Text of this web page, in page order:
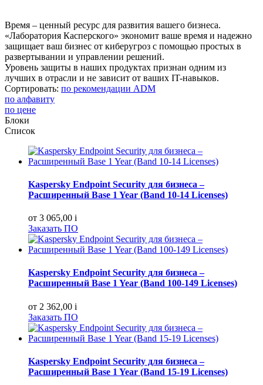
Время – ценный ресурс для развития вашего бизнеса.
«Лаборатория Касперского» экономит ваше время и надежно
защищает ваш бизнес от киберугроз с помощью простых в
развертывании и управлении решений.
Уровень защиты в наших продуктах признан одним из
лучших в отрасли и не зависит от ваших IT-навыков.
Сортировать: по рекомендации ADM
по алфавиту
по цене
Блоки
Список
Kaspersky Endpoint Security для бизнеса –
Расширенный Base 1 Year (Band 10-14 Licenses)
от 3 065,00 i
Заказать ПО
Kaspersky Endpoint Security для бизнеса –
Расширенный Base 1 Year (Band 100-149 Licenses)
от 2 362,00 i
Заказать ПО
Kaspersky Endpoint Security для бизнеса –
Расширенный Base 1 Year (Band 15-19 Licenses)